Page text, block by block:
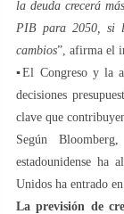
la deuda crecerá
PIB para 2050, si
cambios”, afirma el
▪️El Congreso y la
decisiones
clave que
Según
estadounidense ha
Unidos ha entrado
La previsión de